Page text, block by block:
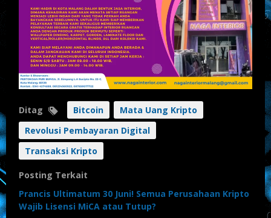
Ditag Bitcoin
Mata Uang Kripto
Revolusi Pembayaran Digital
Transaksi Kripto
Posting Terkait
Prancis Ultimatum 30 Juni! Semua Perusahaan Kripto
Wajib Lisensi MiCA atau Tutup?